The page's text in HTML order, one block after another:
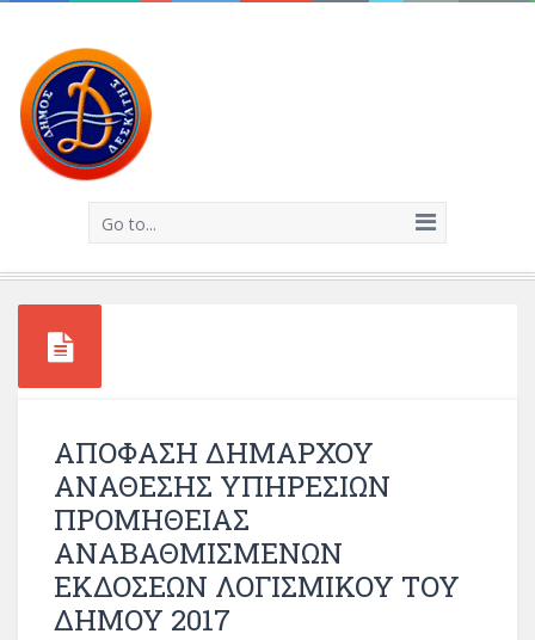
Go to...
ΑΠΟΦΑΣΗ ΔΗΜΑΡΧΟΥ
ΑΝΑΘΕΣΗΣ ΥΠΗΡΕΣΙΩΝ
ΠΡΟΜΗΘΕΙΑΣ
ΑΝΑΒΑΘΜΙΣΜΕΝΩΝ
ΕΚΔΟΣΕΩΝ ΛΟΓΙΣΜΙΚΟΥ ΤΟΥ
ΔΗΜΟΥ 2017